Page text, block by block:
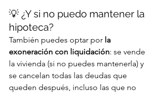
💡 ¿Y si no puedo mantener la
hipoteca?
También puedes optar por la
exoneración con liquidación: se vende
la vivienda (si no puedes mantenerla) y
se cancelan todas las deudas que
queden después, incluso las que no